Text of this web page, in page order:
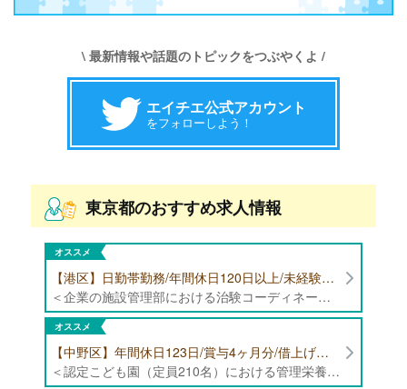
\ 最新情報や話題のトピックをつぶやくよ /
エイチエ公式アカウント
をフォローしよう！
東京都のおすすめ求人情報
オススメ
【港区】日勤帯勤務/年間休日120日以上/未経験者歓迎/健康食品の臨床試験に携わる管理栄養士・栄養士の治験コーディネーター募集！
＜企業の施設管理部における治験コーディネーター業務全般＞ ・健康食品の臨床試験に伴う指導 ・スケジュール調整等の被験者管理 ・データ収集、書類作成 ・医療機関にて被験者への説明や誘導 ・栄養指導、栄養計算
オススメ
【中野区】年間休日123日/賞与4ヶ月分/借上げ住宅制度あり 認定こども園（定員210名）にて管理栄養士・栄養士募集！
＜認定こども園（定員210名）における管理栄養士・栄養士業務全般＞ ・管理栄養士、栄養士業務全般